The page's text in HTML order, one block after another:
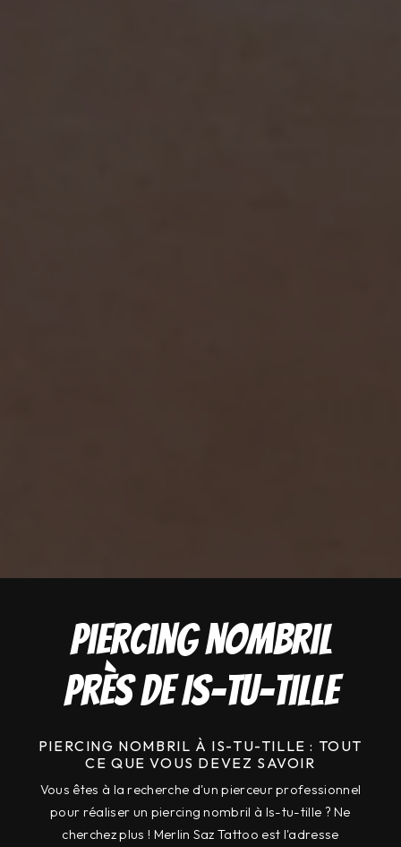
Piercing nombril
près de Is-tu-tille
PIERCING NOMBRIL À IS-TU-TILLE : TOUT
CE QUE VOUS DEVEZ SAVOIR
Vous êtes à la recherche d'un pierceur professionnel
pour réaliser un piercing nombril à Is-tu-tille ? Ne
cherchez plus ! Merlin Saz Tattoo est l'adresse